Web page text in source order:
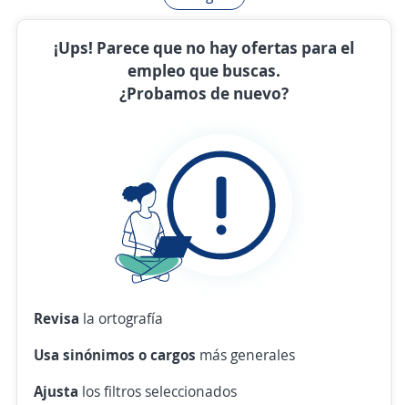
¡Ups! Parece que no hay ofertas para el
empleo que buscas.
¿Probamos de nuevo?
Revisa la ortografía
Usa sinónimos o cargos más generales
Ajusta los filtros seleccionados